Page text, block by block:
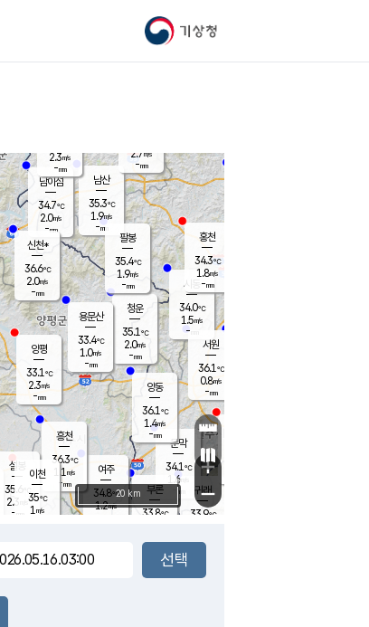
기상청
문막
34.1℃
1.6m/s
mm
남이섬
34.7℃
2.0m/s
-mm
부론
33.8℃
남산
35.3℃
1.9m/s
-mm
청운
35.1℃
2.0m/s
-mm
팔봉
35.4℃
1.9m/s
-mm
여주
34.8℃
1.2m/s
양동
36.1℃
1.4m/s
-mm
장호원
2.3m/s
-mm
신천*
36.6℃
2.0m/s
-mm
흥천
36.3℃
1.1 m/s
-mm
설봉
35.6
2.3
- mm
시동
34.0℃
1.5m/s
- mm
귀래
33.9℃
서원
36.1℃
0.8m/s
-mm
용문산
33.4℃
1.0m/s
-mm
홍천
34.3℃
1.8m/s
-mm
이천
35℃
1 m/s
양평
33.1℃
2.3m/s
-mm
2.7 m/s
-mm
+
−
20 km